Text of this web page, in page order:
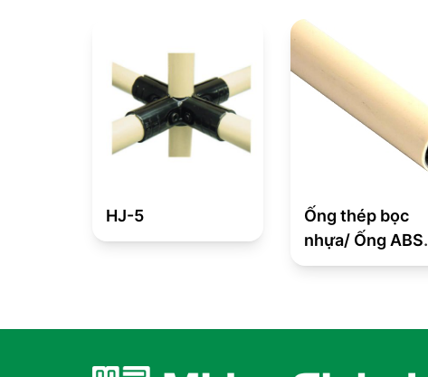
HJ-5
Ống thép bọc
nhựa/ Ống ABS
chống tĩnh điện